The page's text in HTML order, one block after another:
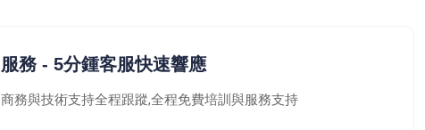
服務 - 5分鍾客服快速響應
商務與技術支持全程跟蹤,全程免費培訓與服務支持